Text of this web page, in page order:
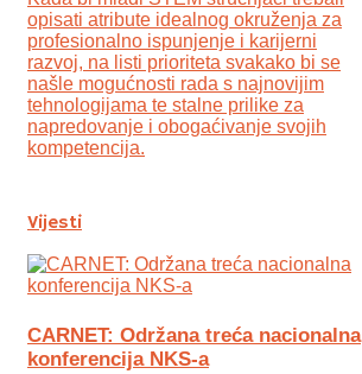
opisati atribute idealnog okruženja za
profesionalno ispunjenje i karijerni
razvoj, na listi prioriteta svakako bi se
našle mogućnosti rada s najnovijim
tehnologijama te stalne prilike za
napredovanje i obogaćivanje svojih
kompetencija.
Vijesti
CARNET: Održana treća nacionalna
konferencija NKS-a